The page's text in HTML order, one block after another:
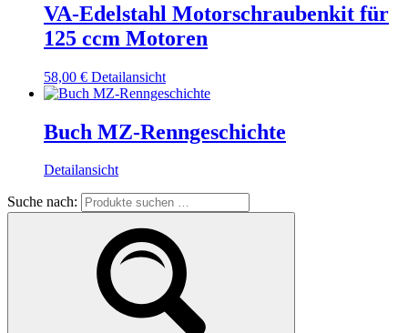
VA-Edelstahl Motorschraubenkit für
125 ccm Motoren
58,00 € Detailansicht
Buch MZ-Renngeschichte
Detailansicht
Suche nach: